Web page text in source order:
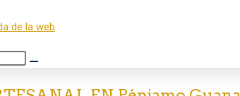
de la web